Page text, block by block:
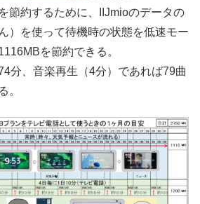
節約するために、IIJmioのデータの
）を使って待機時の状態を低速モー
を節約できる。
分、音楽再生（4分）であれば79曲
。